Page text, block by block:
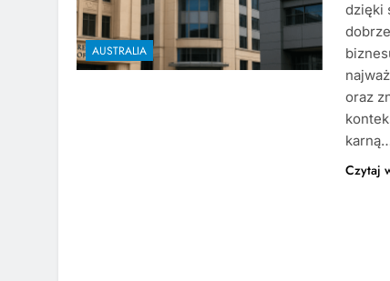
AUSTRALIA
dzięki
oraz
Czytaj